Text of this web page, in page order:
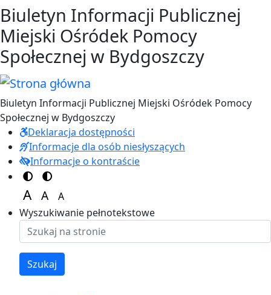
Przejdź do treści
Przejdź do menu
Biuletyn Informacji Publicznej
Miejski Ośródek Pomocy
Społecznej w Bydgoszczy
Biuletyn Informacji Publicznej Miejski Ośródek Pomocy
Społecznej w Bydgoszczy
Deklaracja dostępności
Informacje dla osób niesłyszących
Informacje o kontraście
Switch to color theme
Switch to high visibility theme
A
Set font size to 150%
A
Set font size to 125%
A
Set font size to 100%
Wyszukiwanie pełnotekstowe
Szukaj